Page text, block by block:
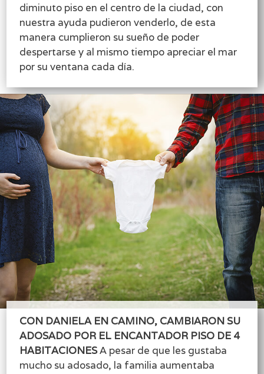
diminuto piso en el centro de la ciudad, con
nuestra ayuda pudieron venderlo, de esta
manera cumplieron su sueño de poder
despertarse y al mismo tiempo apreciar el mar
por su ventana cada día.
CON DANIELA EN CAMINO, CAMBIARON SU
ADOSADO POR EL ENCANTADOR PISO DE 4
HABITACIONESA pesar de que les gustaba
mucho su adosado, la familia aumentaba